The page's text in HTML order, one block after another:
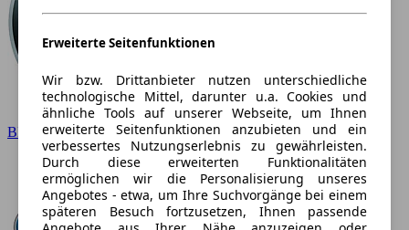
BMW
Erweiterte Seitenfunktionen
Wir bzw. Drittanbieter nutzen unterschiedliche
technologische Mittel, darunter u.a. Cookies und
ähnliche Tools auf unserer Webseite, um Ihnen
erweiterte Seitenfunktionen anzubieten und ein
verbessertes Nutzungserlebnis zu gewährleisten.
Durch diese erweiterten Funktionalitäten
ermöglichen wir die Personalisierung unseres
Angebotes - etwa, um Ihre Suchvorgänge bei einem
späteren Besuch fortzusetzen, Ihnen passende